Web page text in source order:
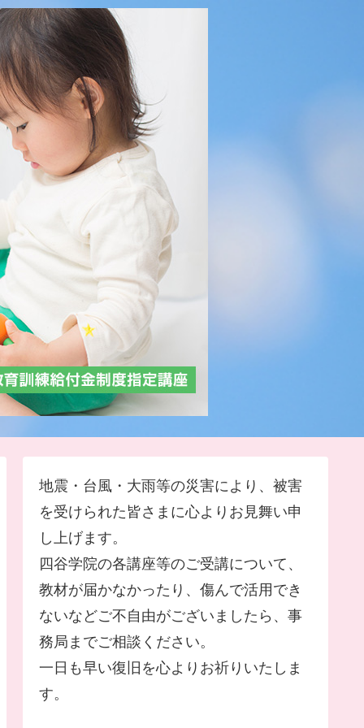
地震・台風・大雨等の災害により、被害
を受けられた皆さまに心よりお見舞い申
し上げます。
四谷学院の各講座等のご受講について、
教材が届かなかったり、傷んで活用でき
ないなどご不自由がございましたら、事
務局までご相談ください。
一日も早い復旧を心よりお祈りいたしま
す。